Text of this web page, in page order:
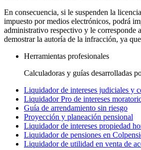
En consecuencia, si le suspenden la
impuesto por medios electrónicos, podrá
administrativo respectivo y le corresponde
demostrar la autoría de la infracción, ya
Herramientas profesionales
Calculadoras y guías desarrolladas
Liquidador de intereses judiciales y
Liquidador Pro de intereses
Guía de arrendamiento sin riesgo
Proyección y planeación pensional
Liquidador de intereses propiedad
Liquidador de pensiones en
Liquidador de utilidad en venta de